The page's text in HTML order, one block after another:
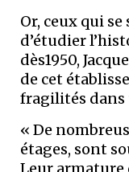
Or, ceux qui
d’étudier
dès1950,
de cet
fragilités dans
« De
étages, sont